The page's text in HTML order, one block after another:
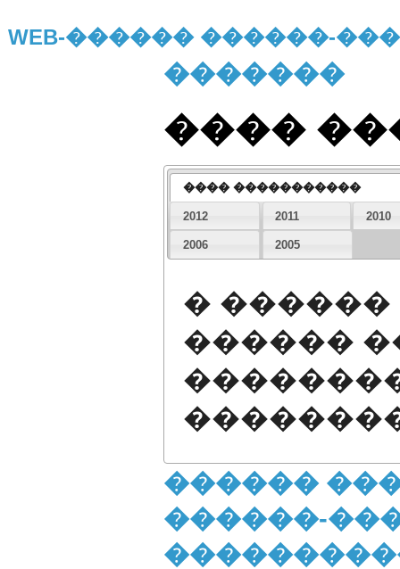
WEB-������ ������-
�������
����
���� �����������
2012 2011 2010
2006 2005
�
������
������
������-